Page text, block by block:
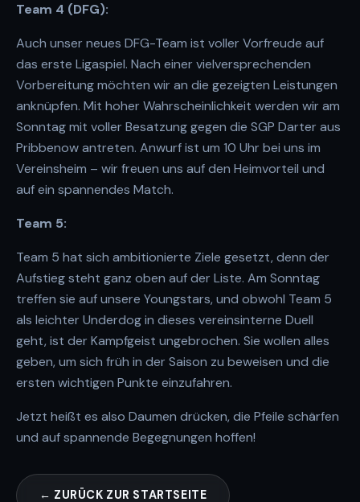
Team 4 (DFG):
Auch unser neues DFG-Team ist voller Vorfreude auf
das erste Ligaspiel. Nach einer vielversprechenden
Vorbereitung möchten wir an die gezeigten Leistungen
anknüpfen. Mit hoher Wahrscheinlichkeit werden wir am
Sonntag mit voller Besatzung gegen die SGP Darter aus
Pribbenow antreten. Anwurf ist um 10 Uhr bei uns im
Vereinsheim – wir freuen uns auf den Heimvorteil und
auf ein spannendes Match.
Team 5:
Team 5 hat sich ambitionierte Ziele gesetzt, denn der
Aufstieg steht ganz oben auf der Liste. Am Sonntag
treffen sie auf unsere Youngstars, und obwohl Team 5
als leichter Underdog in dieses vereinsinterne Duell
geht, ist der Kampfgeist ungebrochen. Sie wollen alles
geben, um sich früh in der Saison zu beweisen und die
ersten wichtigen Punkte einzufahren.
Jetzt heißt es also Daumen drücken, die Pfeile schärfen
und auf spannende Begegnungen hoffen!
← ZURÜCK ZUR STARTSEITE